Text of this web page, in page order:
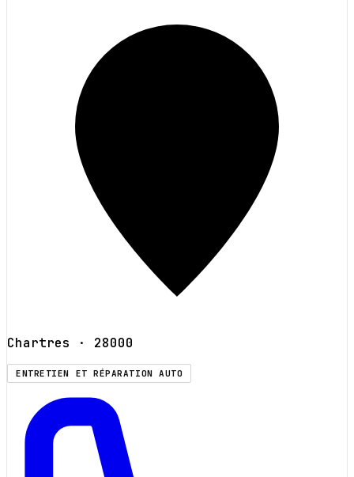
Chartres · 28000
ENTRETIEN ET RÉPARATION AUTO